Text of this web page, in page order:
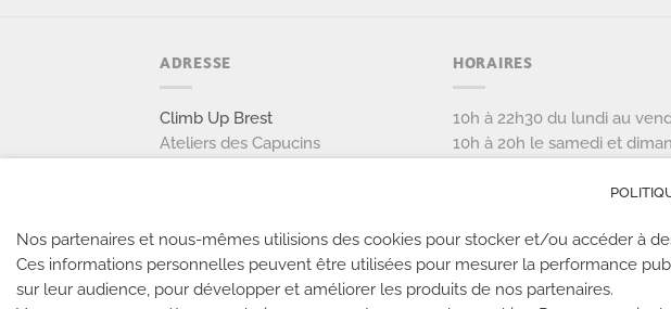
ADRESSE
Climb Up Brest
Ateliers des Capucins
NOUS CONTACTER
HORAIRES
10h à 22h30 du lundi au
10h à 20h le samedi et
Nos partenaires et nous-mêmes utilisions des cookies pour stocker et/ou accéder à
Ces informations personnelles peuvent être utilisées pour mesurer la performance
sur leur audience, pour développer et améliorer les produits de nos partenaires.